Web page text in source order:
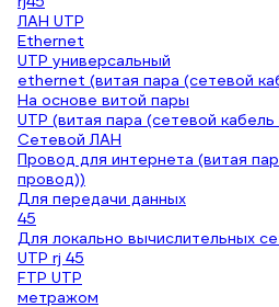
ЛАН UTP
Ethernet
UTP универсальный
ethernet (витая пара (сетевой
На основе витой пары
UTP (витая пара (сетевой
Сетевой ЛАН
Провод для интернета (витая
провод))
Для передачи данных
45
Для локально вычислительных
UTP rj 45
FTP UTP
метражом